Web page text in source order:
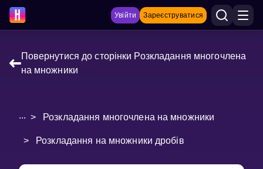
Увійти Зареєструватися
НАВЧАЛЬНІ МАТЕРІАЛИ
Показати більше
Повернутися до сторінки Розкладання многочлена
на множники
... > Розкладання многочлена на множники
> Розкладання на множники дробів